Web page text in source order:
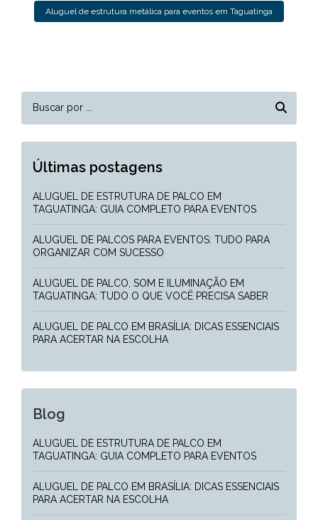
Aluguel de estrutura metálica para eventos em Taguatinga
Últimas postagens
ALUGUEL DE ESTRUTURA DE PALCO EM
TAGUATINGA: GUIA COMPLETO PARA EVENTOS
ALUGUEL DE PALCOS PARA EVENTOS: TUDO PARA
ORGANIZAR COM SUCESSO
ALUGUEL DE PALCO, SOM E ILUMINAÇÃO EM
TAGUATINGA: TUDO O QUE VOCÊ PRECISA SABER
ALUGUEL DE PALCO EM BRASÍLIA: DICAS ESSENCIAIS
PARA ACERTAR NA ESCOLHA
Blog
ALUGUEL DE ESTRUTURA DE PALCO EM
TAGUATINGA: GUIA COMPLETO PARA EVENTOS
ALUGUEL DE PALCO EM BRASÍLIA: DICAS ESSENCIAIS
PARA ACERTAR NA ESCOLHA